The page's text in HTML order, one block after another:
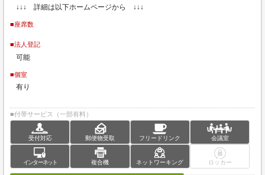
↓↓↓ 詳細は以下ホームページから ↓↓↓
■座席数
■法人登記
可能
■個室
有り
■付帯サービス（一部有料）
受付対応 郵便物受取 フリードリンク 会議室
インターネット 複合機 ネットワーキング ロッカー